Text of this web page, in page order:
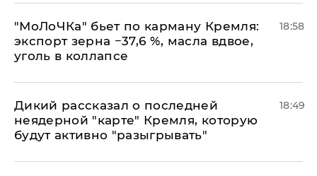
​"МоЛоЧКа" бьет по карману Кремля:
экспорт зерна −37,6 %, масла вдвое,
уголь в коллапсе
18:58
Дикий рассказал о последней
неядерной "карте" Кремля, которую
будут активно "разыгрывать"
18:49